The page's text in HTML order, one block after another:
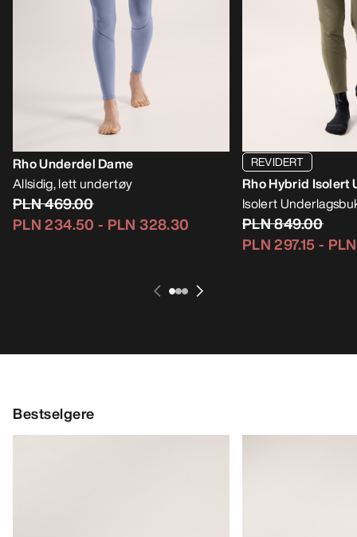
Rho Underdel Dame
Allsidig, lett undertøy
PLN 469.00
PLN 234.50 - PLN 328.30
REVIDERT
Rho Hybrid Isolert
Isolert
PLN 849.00
PLN 297.15-
Bestselgere